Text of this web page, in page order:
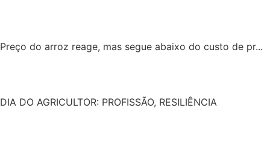
Preço do arroz reage, mas segue abaixo do custo de pr...
DIA DO AGRICULTOR: PROFISSÃO, RESILIÊNCIA